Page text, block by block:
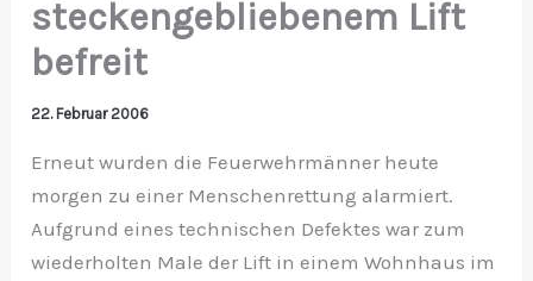
steckengebliebenem Lift
befreit
22. Februar 2006
Erneut wurden die Feuerwehrmänner heute
morgen zu einer Menschenrettung alarmiert.
Aufgrund eines technischen Defektes war zum
wiederholten Male der Lift in einem Wohnhaus im